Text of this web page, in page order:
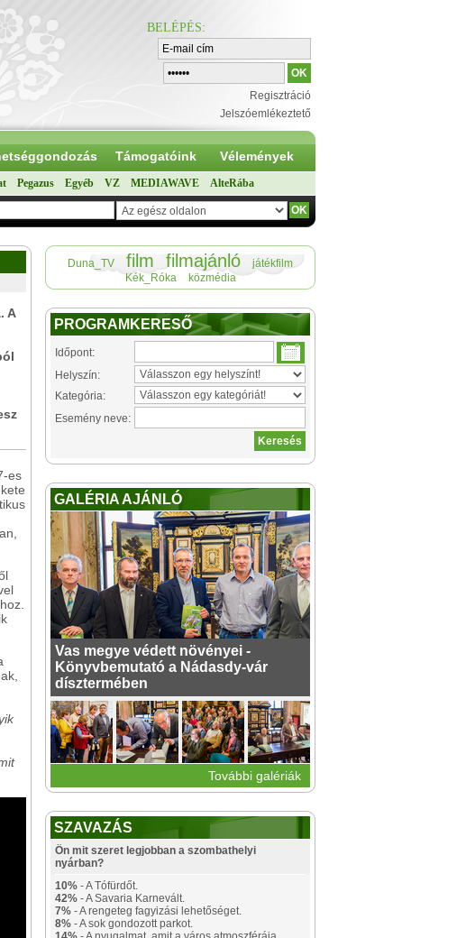
BELÉPÉS:
Regisztráció
Jelszóemlékeztető
Támogatóink Vélemények
Pegazus Egyéb VZ MEDIAWAVE AlteRába
A
es
Duna_TV film filmajánló
játékfilm
Kék_Róka
közmédia
PROGRAMKERESŐ
Időpont:
Helyszín:
Kategória:
Esemény neve:
GALÉRIA AJÁNLÓ
Vas megye védett növényei -
Könyvbemutató a Nádasdy-vár
dísztermében
További galériák
SZAVAZÁS
Ön mit szeret legjobban a szombathelyi
nyárban?
10% - A Tófürdőt.
42% - A Savaria Karnevált.
7% - A rengeteg fagyizási lehetőséget.
8% - A sok gondozott parkot.